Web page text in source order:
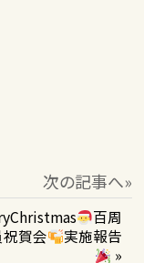
次の記事へ»
百周
賀会
実施報告
»